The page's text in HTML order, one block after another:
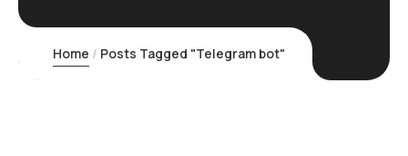
Home Posts Tagged "Telegram bot"